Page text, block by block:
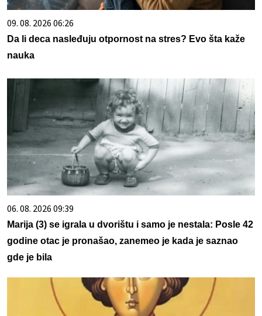
09. 08. 2026 06:26
Da li deca nasleđuju otpornost na stres? Evo šta kaže
nauka
06. 08. 2026 09:39
Marija (3) se igrala u dvorištu i samo je nestala: Posle 42
godine otac je pronašao, zanemeo je kada je saznao
gde je bila